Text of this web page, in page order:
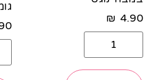
4.90
₪
גומי 500